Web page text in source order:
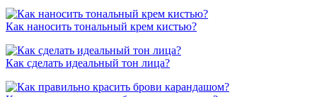
Как наносить тональный крем кистью?
Как сделать идеальный тон лица?